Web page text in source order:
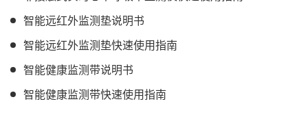
智能远红外监测垫说明书
智能远红外监测垫快速使用指南
智能健康监测带说明书
智能健康监测带快速使用指南